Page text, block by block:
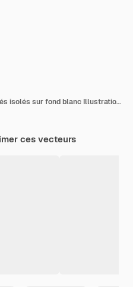
Des coups de pinceau colorés isolés sur fond blanc Illustration vectorielle
ces vecteurs